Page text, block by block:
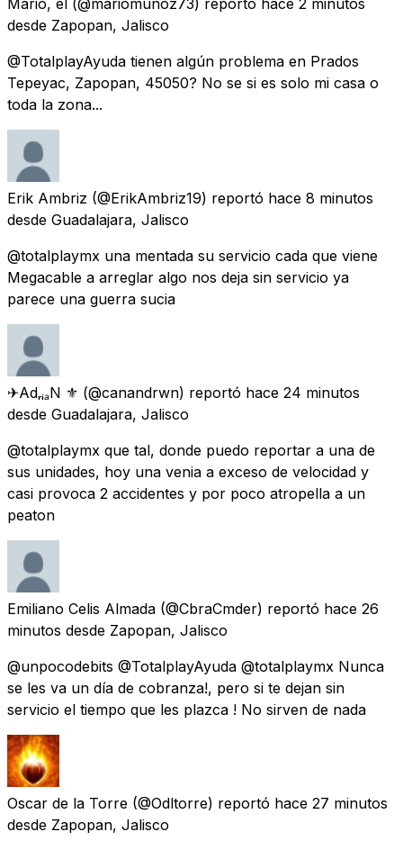
desde Zapopan, Jalisco
@TotalplayAyuda tienen algún problema en Prados
Tepeyac, Zapopan, 45050? No se si es solo mi casa o
toda la zona...
Erik Ambriz (@ErikAmbriz19) reportó hace 8 minutos
desde Guadalajara, Jalisco
@totalplaymx una mentada su servicio cada que viene
Megacable a arreglar algo nos deja sin servicio ya
parece una guerra sucia
✈︎AdᵣᵢₐN ⚜︎ (@canandrwn) reportó hace 24 minutos
desde Guadalajara, Jalisco
@totalplaymx que tal, donde puedo reportar a una de
sus unidades, hoy una venia a exceso de velocidad y
casi provoca 2 accidentes y por poco atropella a un
peaton
Emiliano Celis Almada (@CbraCmder) reportó hace 26
minutos desde Zapopan, Jalisco
@unpocodebits @TotalplayAyuda @totalplaymx Nunca
se les va un día de cobranza!, pero si te dejan sin
servicio el tiempo que les plazca ! No sirven de nada
Oscar de la Torre (@Odltorre) reportó hace 27 minutos
desde Zapopan, Jalisco